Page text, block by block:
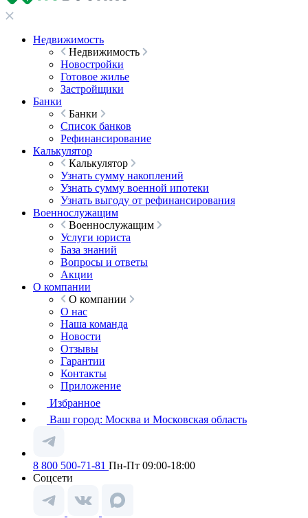
Недвижимость
Недвижимость
Новостройки
Готовое жилье
Застройщики
Банки
Банки
Список банков
Рефинансирование
Калькулятор
Калькулятор
Узнать сумму накоплений
Узнать сумму военной ипотеки
Узнать выгоду от рефинансирования
Военнослужащим
Военнослужащим
Услуги юриста
База знаний
Вопросы и ответы
Акции
О компании
О компании
О нас
Наша команда
Новости
Отзывы
Гарантии
Контакты
Приложение
Избранное
Ваш город: Москва и Московская область
8 800 500-71-81 Пн-Пт 09:00-18:00
Соцсети